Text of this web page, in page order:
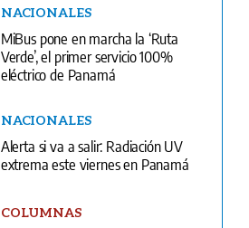
NACIONALES
MiBus pone en marcha la ‘Ruta
Verde’, el primer servicio 100%
eléctrico de Panamá
NACIONALES
Alerta si va a salir: Radiación UV
extrema este viernes en Panamá
COLUMNAS